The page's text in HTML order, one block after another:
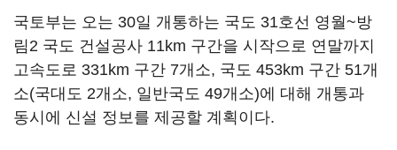
국토부는 오는 30일 개통하는 국도 31호선 영월~방
림2 국도 건설공사 11km 구간을 시작으로 연말까지
고속도로 331km 구간 7개소, 국도 453km 구간 51개
소(국대도 2개소, 일반국도 49개소)에 대해 개통과
동시에 신설 정보를 제공할 계획이다.